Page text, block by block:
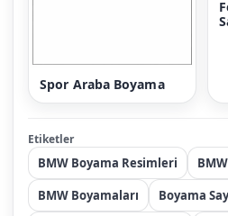
Spor Araba Boyama
Etiketler
BMW Boyama Resimleri
BMW Boyamaları
Boyama